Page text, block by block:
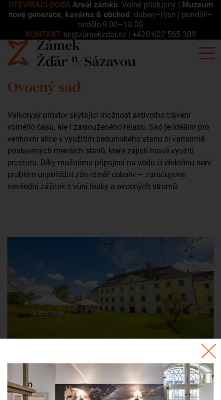
OTEVÍRACÍ DOBA Areál zámku: Volně přístupný | Muzeum
nové generace, kavárna & obchod: duben–říjen | pondělí–
neděle 9.00–18.00
KONTAKT tic@zamekzdar.cz | +420 602 565 309
Ovocný sad
Velkorysý prostor skýtající možnost aktivního trávení
volného času, ale i zaslouženého relaxu. Sad je ideální pro
venkovní akce s využitím beduínského stanu či variantně
postavených menších stanů, které zajistí hravé využití
prostoru. Díky možnému připojení na vodu či elektřinu není
problém uspořádat zde téměř cokoliv – zaručujeme
nevšední zážitek s vůní louky a ovocných stromů.
Kontakt